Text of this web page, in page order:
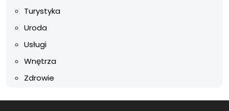
Turystyka
Uroda
Usługi
Wnętrza
Zdrowie